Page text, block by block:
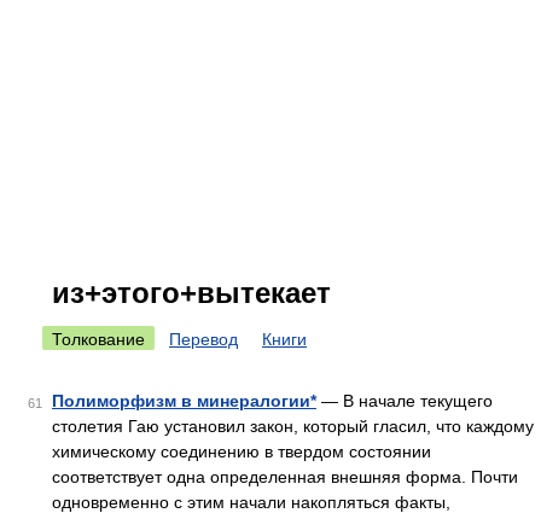
из+этого+вытекает
Толкование Перевод Книги
61 Полиморфизм в минералогии*— В начале текущего
столетия Гаю установил закон, который гласил, что каждому
химическому соединению в твердом состоянии
соответствует одна определенная внешняя форма. Почти
одновременно с этим начали накопляться факты,